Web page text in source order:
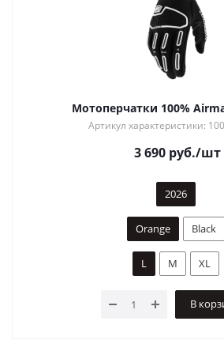
Мотоперчатки 100%
Артикул характеристики:
3 690 руб./шт
2026
Orange Black
L M XL
В